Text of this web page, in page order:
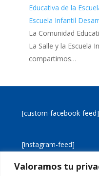
Valoramos tu
Educativa de la
Escuela Infantil
La Comunidad
La Salle y la Escuela
compartimos…
[custom-facebook-feed]
[instagram-feed]